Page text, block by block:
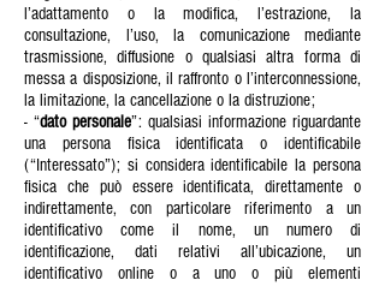
l’adattamento o la modifica, l’estrazione, la
consultazione, l’uso, la comunicazione mediante
trasmissione, diffusione o qualsiasi altra forma di
messa a disposizione, il raffronto o l’interconnessione,
la limitazione, la cancellazione o la distruzione;
- “dato personale”: qualsiasi informazione riguardante
una persona fisica identificata o identificabile
(“Interessato”); si considera identificabile la persona
fisica che può essere identificata, direttamente o
indirettamente, con particolare riferimento a un
identificativo come il nome, un numero di
identificazione, dati relativi all’ubicazione, un
identificativo online o a uno o più elementi